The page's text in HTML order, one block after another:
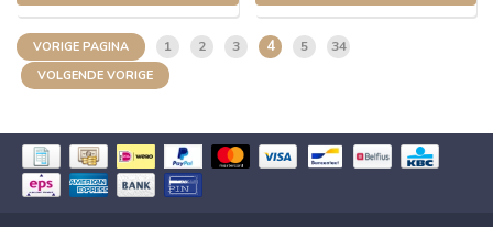
VORIGE PAGINA 1 2 3 4 5 34
VOLGENDE VORIGE